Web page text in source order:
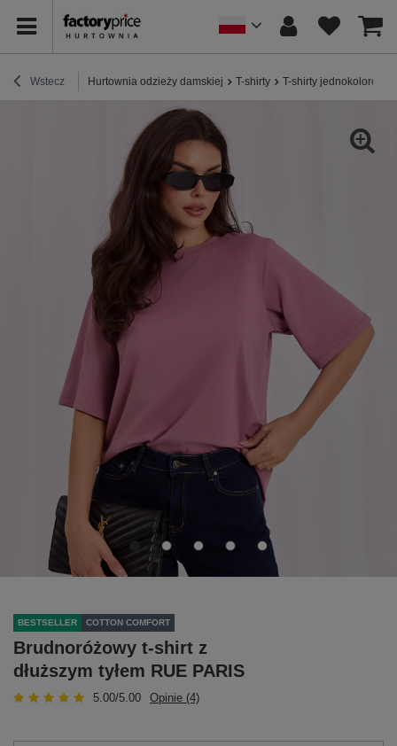
Wstecz Hurtownia odzieży damskiej T-shirty T-shirty jednokolorowe
BESTSELLER COTTON COMFORT
Brudnoróżowy t-shirt z
dłuższym tyłem RUE PARIS
5.00/5.00 Opinie (4)